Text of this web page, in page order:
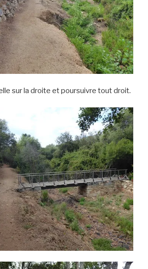
sur la droite et poursuivre tout droit.